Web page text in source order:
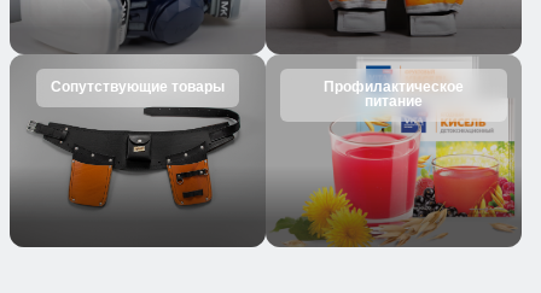
Сопутствующие товары
Профилактическое
питание